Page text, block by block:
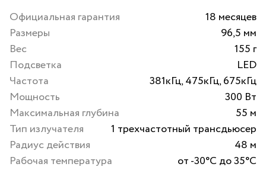
Официальная гарантия
18 месяцев
Размеры
96,5 мм
Вес
155 г
Подсветка
LED
Частота
381кГц, 475кГц, 675кГц
Мощность
300 Вт
Максимальная глубина
55 м
Тип излучателя
1 трехчастотный трансдьюсер
Радиус действия
48 м
Рабочая температура
от -30°C до 35°C